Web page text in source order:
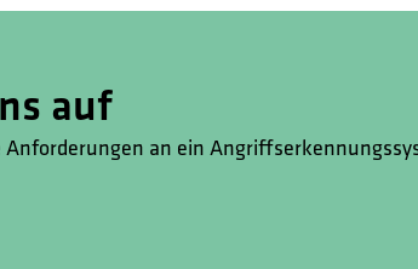
auf
Anforderungen an ein